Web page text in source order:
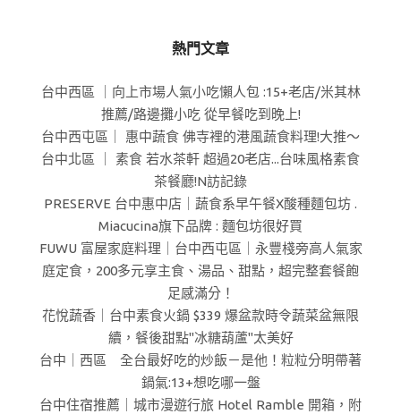
熱門文章
台中西區 ｜向上市場人氣小吃懶人包 :15+老店/米其林
推薦/路邊攤小吃 從早餐吃到晚上!
台中西屯區｜ 惠中蔬食 佛寺裡的港風蔬食料理!大推～
台中北區 ｜ 素食 若水茶軒 超過20老店...台味風格素食
茶餐廳!N訪記錄
PRESERVE 台中惠中店｜蔬食系早午餐X酸種麵包坊 .
Miacucina旗下品牌 : 麵包坊很好買
FUWU 富屋家庭料理｜台中西屯區｜永豐棧旁高人氣家
庭定食，200多元享主食、湯品、甜點，超完整套餐飽
足感滿分！
花悅蔬香｜台中素食火鍋 $339 爆盆款時令蔬菜盆無限
續，餐後甜點"冰糖葫蘆"太美好
台中｜西區 全台最好吃的炒飯－是他！粒粒分明帶著
鍋氣:13+想吃哪一盤
台中住宿推薦｜城市漫遊行旅 Hotel Ramble 開箱，附